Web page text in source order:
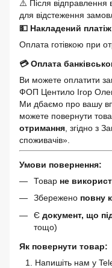
⚠️ Після
для відстеження
💵 Накладений
Оплата готівкою при
💳 Оплата
Ви можете оплатити
ФОП Центило Ігор
Ми дбаємо про вашу
можете повернути
отримання , згідно з
споживачів».
Умови повернення:
Товар не
Збережено повну
Є документ, що
тощо)
Як повернути товар:
Напишіть нам у